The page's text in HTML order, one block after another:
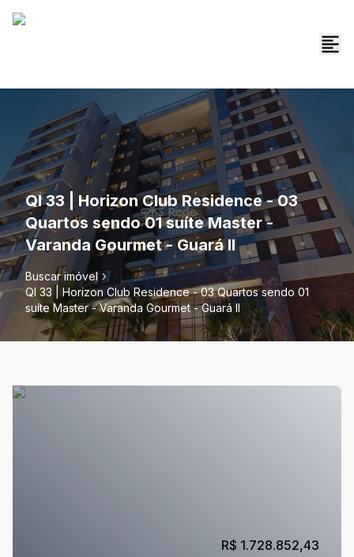
QI 33 | Horizon Club Residence - 03
Quartos sendo 01 suíte Master -
Varanda Gourmet - Guará II
Buscar imóvel
QI 33 | Horizon Club Residence - 03 Quartos sendo 01
suíte Master - Varanda Gourmet - Guará II
R$ 1.728.852,43